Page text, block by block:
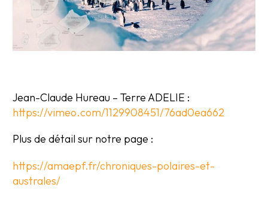
Jean-Claude Hureau – Terre ADELIE :
https://vimeo.com/1129908451/76ad0ea662
Plus de détail sur notre page :
https://amaepf.fr/chroniques-polaires-et-
australes/